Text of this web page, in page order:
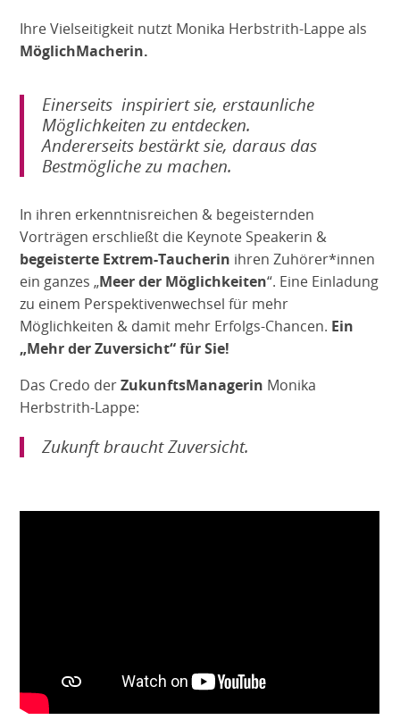
Ihre Vielseitigkeit nutzt Monika Herbstrith-Lappe als
MöglichMacherin.
Einerseits inspiriert sie, erstaunliche
Möglichkeiten zu entdecken.
Andererseits bestärkt sie, daraus das
Bestmögliche zu machen.
In ihren erkenntnisreichen & begeisternden
Vorträgen erschließt die Keynote Speakerin &
begeisterte Extrem-Taucherin ihren Zuhörer*innen
ein ganzes „Meer der Möglichkeiten“. Eine Einladung
zu einem Perspektivenwechsel für mehr
Möglichkeiten & damit mehr Erfolgs-Chancen. Ein
„Mehr der Zuversicht“ für Sie!
Das Credo derZukunftsManagerin Monika
Herbstrith-Lappe:
Zukunft braucht Zuversicht.